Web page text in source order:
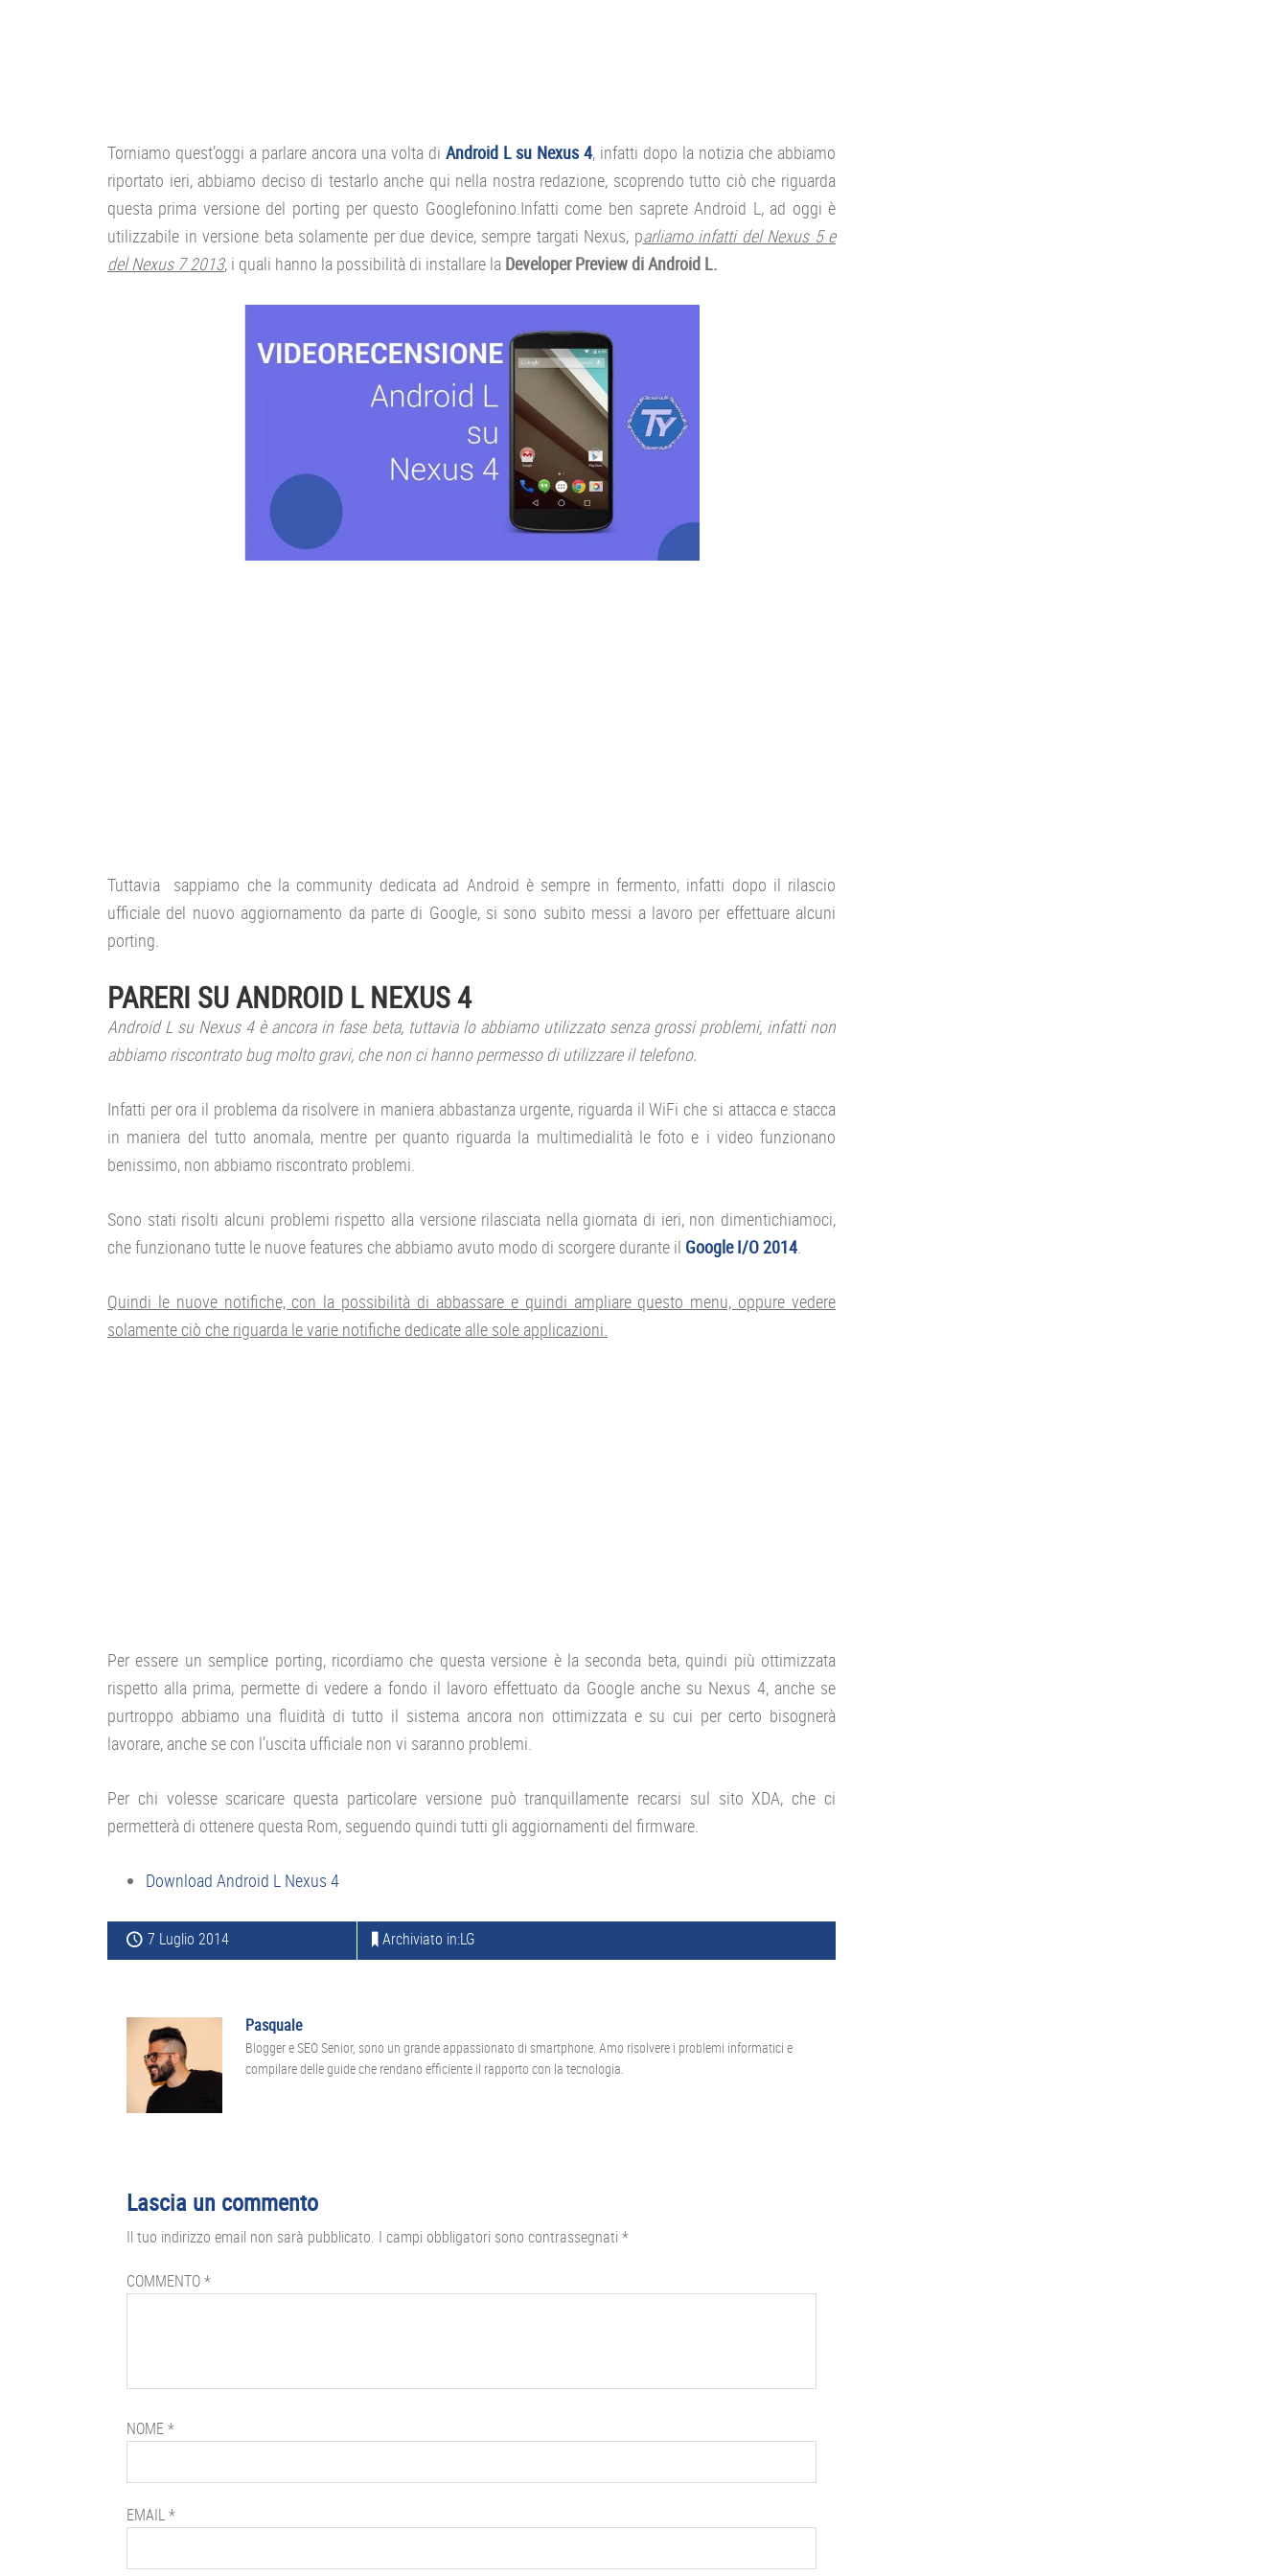
Torniamo quest’oggi a parlare ancora una volta di Android L su Nexus 4, infatti dopo la notizia che abbiamo
riportato ieri, abbiamo deciso di testarlo anche qui nella nostra redazione, scoprendo tutto ciò che riguarda
questa prima versione del porting per questo Googlefonino.Infatti come ben saprete Android L, ad oggi è
utilizzabile in versione beta solamente per due device, sempre targati Nexus, parliamo infatti del Nexus 5 e
del Nexus 7 2013, i quali hanno la possibilità di installare la Developer Preview di Android L.
Tuttavia sappiamo che la community dedicata ad Android è sempre in fermento, infatti dopo il rilascio
ufficiale del nuovo aggiornamento da parte di Google, si sono subito messi a lavoro per effettuare alcuni
porting.
PARERI SU ANDROID L NEXUS 4
Android L su Nexus 4 è ancora in fase beta, tuttavia lo abbiamo utilizzato senza grossi problemi, infatti non
abbiamo riscontrato bug molto gravi, che non ci hanno permesso di utilizzare il telefono.
Infatti per ora il problema da risolvere in maniera abbastanza urgente, riguarda il WiFi che si attacca e stacca
in maniera del tutto anomala, mentre per quanto riguarda la multimedialità le foto e i video funzionano
benissimo, non abbiamo riscontrato problemi.
Sono stati risolti alcuni problemi rispetto alla versione rilasciata nella giornata di ieri, non dimentichiamoci,
che funzionano tutte le nuove features che abbiamo avuto modo di scorgere durante il Google I/O 2014.
Quindi le nuove notifiche, con la possibilità di abbassare e quindi ampliare questo menu, oppure vedere
solamente ciò che riguarda le varie notifiche dedicate alle sole applicazioni.
Per essere un semplice porting, ricordiamo che questa versione è la seconda beta, quindi più ottimizzata
rispetto alla prima, permette di vedere a fondo il lavoro effettuato da Google anche su Nexus 4, anche se
purtroppo abbiamo una fluidità di tutto il sistema ancora non ottimizzata e su cui per certo bisognerà
lavorare, anche se con l’uscita ufficiale non vi saranno problemi.
Per chi volesse scaricare questa particolare versione può tranquillamente recarsi sul sito XDA, che ci
permetterà di ottenere questa Rom, seguendo quindi tutti gli aggiornamenti del firmware.
Download Android L Nexus 4
7 Luglio 2014 Archiviato in:LG
Pasquale
Blogger e SEO Senior, sono un grande appassionato di smartphone. Amo risolvere i problemi informatici e
compilare delle guide che rendano efficiente il rapporto con la tecnologia.
Interazioni
del
lettore
Lascia un commento
Il tuo indirizzo email non sarà pubblicato. I campi obbligatori sono contrassegnati *
COMMENTO*
NOME*
EMAIL*